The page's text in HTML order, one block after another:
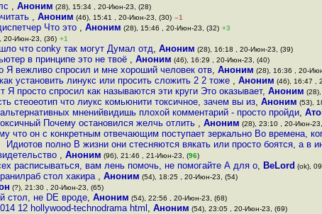
, Аноним (28), 15:34 , 20-Июн-23, (28)
, Аноним (46), 15:41 , 20-Июн-23, (30) –1
Что это , Аноним (28), 15:46 , 20-Июн-23, (32) +3
20-Июн-23, (36) +1
что conky так могут Думал отд, Аноним (28), 16:18 , 20-Июн-23, (39)
в принципе это не твоё , Аноним (46), 16:29 , 20-Июн-23, (40)
вежливо спросил и мне хороший человек отв, Аноним (28), 16:36 , 20-
установить линукс или просить сложить 2 2 тоже , Аноним (46), 16:47 ,
Я просто спросил как называются эти круги Это оказывает, Аноним
стеоеотип что лиукс комьюнити токсичное, зачем вы из, Аноним (53),
мненийвидишь плохой комментарий - просто пройди,
Почему остановился желчь отлить , Аноним (28), 23:10 , 20-Июн-
что он с конкретным отвечающим поступает зеркально Во времена,
Идиотов полно В жизни они стесняются вякать или просто боятся, а в
, Аноним (96), 21:46 , 21-Июн-23, (96)
расписываться, вам лень помочь, не помогайте А для о, BeLord (ok),
стол хакира , Аноним (54), 18:25 , 20-Июн-23, (54)
(?), 21:30 , 20-Июн-23, (65)
стол, не DE вроде, Аноним (54), 22:56 , 20-Июн-23, (68)
12 hollywood-technodrama html , Аноним (54), 23:05 , 20-Июн-23, (69)